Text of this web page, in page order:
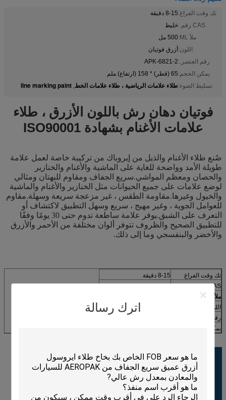
اترك رسالة
تك وقت الفراغ:8-15 دقيقة
CAS رقم.:
خليط
ملأ ML:
500 مل
اللون:أزرق فوتيان
رقم العنصر.:APK-6821-2
يمكن الحجم:65 (قطر) * 158 (ارتفاع) ملم
تسليط الضوء:طلاء علامات الرياضية ، طلاء علامات الخط,
line marking paint
فوتيان دهان رش باللون الأزرق ، طلاء
علامات الأغنام بشهادة ISO90001
صُنع طلاء الأغنام والذيل من إيروباك من تركيبة خاصة لعمل علامة
طويلة الأمد وواضحة للغاية على الماشية والأغنام والخنازير
والحصان ومعظم المواشي.سريع الجفاف ومقاوم للبهتان ومثالي
لوضع علامات على جميع الحيوانات مثل الخنازير والأغنام والماشية
والخيول وغيرها.مقاومة الطقس ، غير مزعجة سريعة وسهلة.مقاوم
للعوامل الجوية ، وغير مهيج ، سريع وسهل التطبيق لاكتشاف أو
التعرف على الشبق.يوفر علامة ساطعة تدوم حتى 30 يومًا وفقًا
للتطبيق الصحيح والظروف تتوفر ألوان مختلفة من الأحمر والأزرق
والأخضر والبنفسجي وما إلى ذلك.
تك وقت الفراغ
8-15 دقيقة
CAS رقم.
خليط
ملأ ML
اللون
رقم الصنف.
يمكن الحجم